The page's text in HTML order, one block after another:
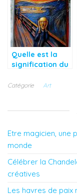
Quelle est la
signification du
sur le tableau le
Catégorie Art
Etre magicien, une
monde
Célébrer la
créatives
Les havres de paix